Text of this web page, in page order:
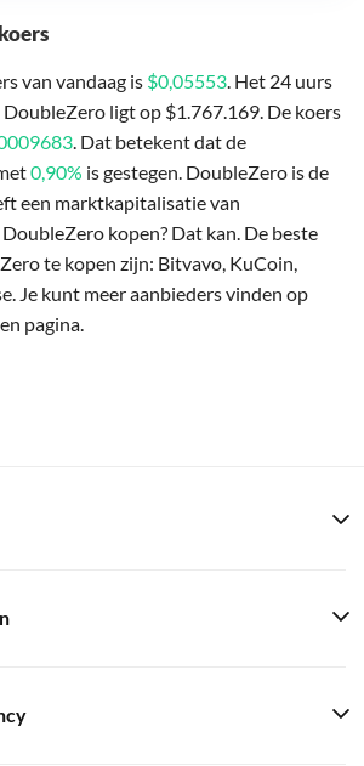
van vandaag is $0,05553. Het 24 uurs
ligt op $1.767.169. De koers
. Dat betekent dat de
0,90% is gestegen. DoubleZero is de
een marktkapitalisatie van
kopen? Dat kan. De beste
te kopen zijn: Bitvavo, KuCoin,
Je kunt meer aanbieders vinden op
pagina.